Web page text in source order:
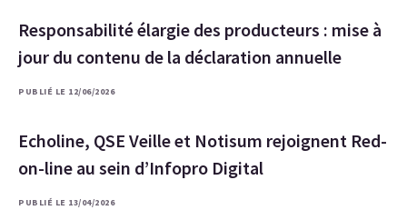
Responsabilité élargie des producteurs : mise à
jour du contenu de la déclaration annuelle
PUBLIÉ LE 12/06/2026
Echoline, QSE Veille et Notisum rejoignent Red-
on-line au sein d’Infopro Digital
PUBLIÉ LE 13/04/2026